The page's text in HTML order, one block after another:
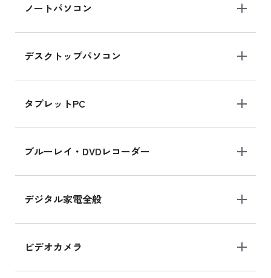
ノートパソコン
デスクトップパソコン
タブレットPC
ブルーレイ・DVDレコーダー
デジタル家電全般
ビデオカメラ
ら
iPad mini シリーズ 2024
iPad mini 8.3インチ の新品買取価格
iPhone 16 シリーズ
iPhone 16 の新品買取価格
iPad Air 11インチ シリーズ
iPad Air 11インチ の新品買取価格
iPhone 15 128GB シリーズ